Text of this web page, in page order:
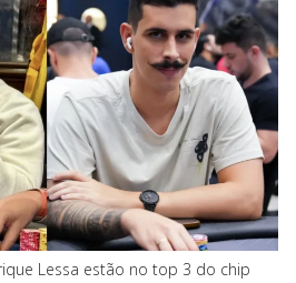
Lessa estão no top 3 do chip